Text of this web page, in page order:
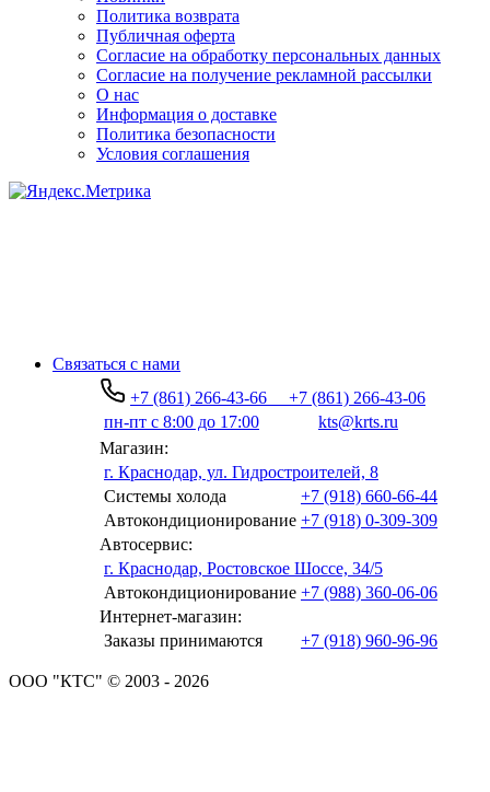
Политика возврата
Публичная оферта
Согласие на обработку персональных данных
Согласие на получение рекламной рассылки
О нас
Информация о доставке
Политика безопасности
Условия соглашения
Связаться с нами
+7 (861) 266-43-66
+7 (861) 266-43-06
пн-пт с 8:00 до 17:00
kts@krts.ru
Магазин:
г. Краснодар, ул. Гидростроителей, 8
Системы холода
+7 (918) 660-66-44
Автокондиционирование +7 (918) 0-309-309
Автосервис:
г. Краснодар, Ростовское Шоссе, 34/5
Автокондиционирование +7 (988) 360-06-06
Интернет-магазин:
Заказы принимаются
+7 (918) 960-96-96
ООО "КТС" © 2003 - 2026